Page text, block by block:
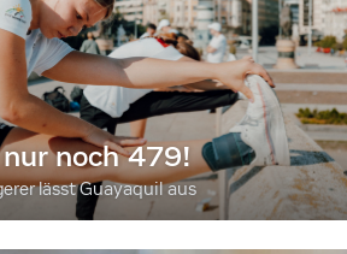
noch 479!
lässt Guayaquil aus